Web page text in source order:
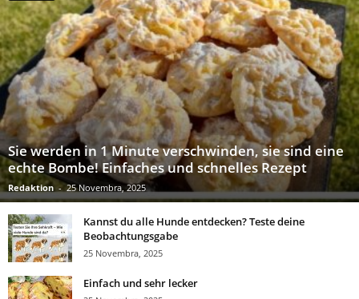
Sie werden in 1 Minute verschwinden, sie sind eine
echte Bombe! Einfaches und schnelles Rezept
Redaktion - 25 Novembra, 2025
Kannst du alle Hunde entdecken? Teste deine
Beobachtungsgabe
25 Novembra, 2025
Einfach und sehr lecker